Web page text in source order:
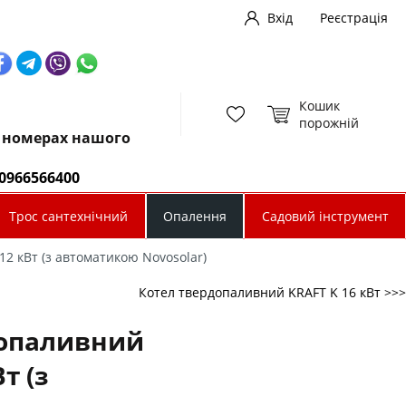
Вхід Реєстрація
номерах нашого
Кошик
порожній
Трос сантехнічний Опалення Садовий інструмент
кВт (з автоматикою Novosolar)
Котел твердопаливний KRAFT K 16 кВт >>>
(з